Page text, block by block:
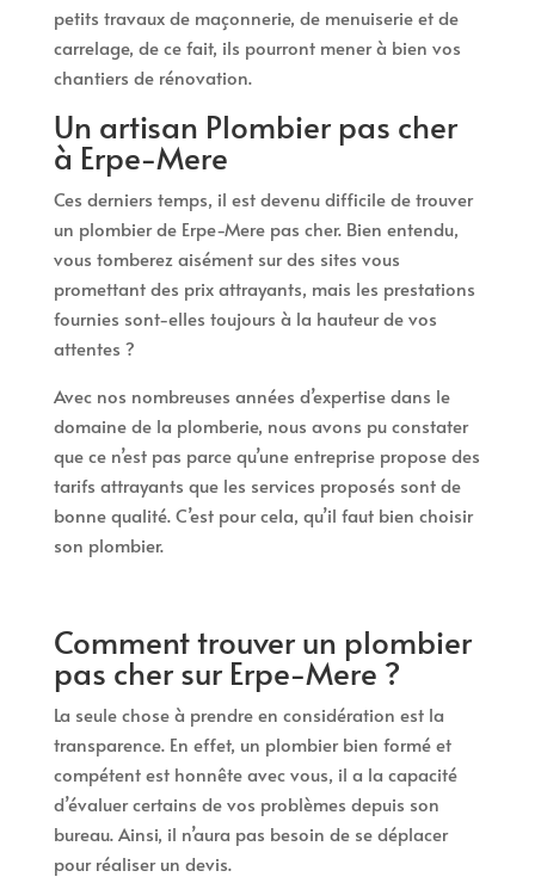
petits travaux de maçonnerie, de menuiserie et de
carrelage, de ce fait, ils pourront mener à bien vos
chantiers de rénovation.
Un artisan Plombier pas cher
à Erpe-Mere
Ces derniers temps, il est devenu difficile de trouver
un plombier de Erpe-Mere pas cher. Bien entendu,
vous tomberez aisément sur des sites vous
promettant des prix attrayants, mais les prestations
fournies sont-elles toujours à la hauteur de vos
attentes ?
Avec nos nombreuses années d’expertise dans le
domaine de la plomberie, nous avons pu constater
que ce n’est pas parce qu’une entreprise propose des
tarifs attrayants que les services proposés sont de
bonne qualité. C’est pour cela, qu’il faut bien choisir
son plombier.
Comment trouver un plombier
pas cher sur Erpe-Mere ?
La seule chose à prendre en considération est la
transparence. En effet, un plombier bien formé et
compétent est honnête avec vous, il a la capacité
d’évaluer certains de vos problèmes depuis son
bureau. Ainsi, il n’aura pas besoin de se déplacer
pour réaliser un devis.